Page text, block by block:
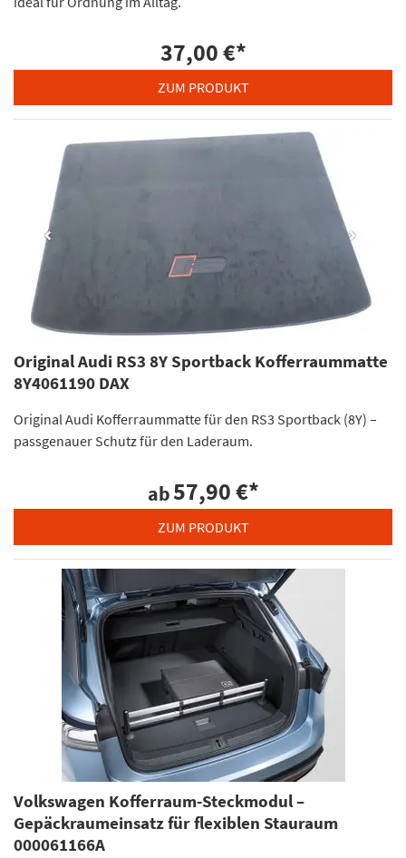
37,00 €*
ZUM PRODUKT
Original Audi RS3 8Y Sportback Kofferraummatte
8Y4061190 DAX
Original Audi Kofferraummatte für den RS3 Sportback (8Y) –
passgenauer Schutz für den Laderaum.
ab57,90 €*
ZUM PRODUKT
Volkswagen Kofferraum-Steckmodul –
Gepäckraumeinsatz für flexiblen Stauraum
000061166A